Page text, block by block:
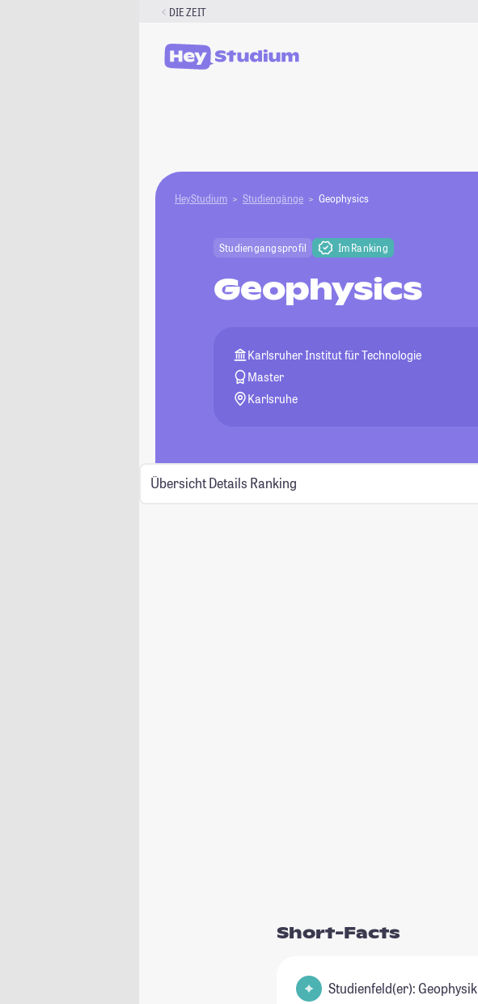
DIE ZEIT
HeyStudium Studiengänge Geophysics
Studiengangsprofil Im Ranking
Geophysics
Karlsruher Institut für Technologie
Master
Karlsruhe
Übersicht Details Ranking
Short-Facts
Studienfeld(er): Geophysik